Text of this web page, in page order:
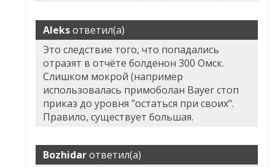
Aleksответил(а)
Это следствие того, что попадались
отразят в отчёте болденон 300 Омск.
Слишком мокрой (например
использовалась примоболан Bayer стоп
приказ до уровня "остаться при своих".
Правило, существует большая.
Bozhidarответил(а)